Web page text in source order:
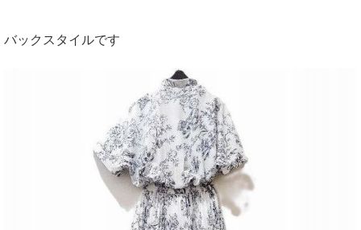
バックスタイルです